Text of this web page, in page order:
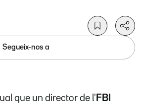
Segueix-nos a
que un director de l' FBI